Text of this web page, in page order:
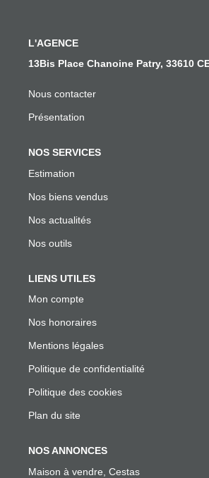
L'AGENCE
13Bis Place Chanoine Patry, 33610
Nous contacter
Présentation
NOS SERVICES
Estimation
Nos biens vendus
Nos actualités
Nos outils
LIENS UTILES
Mon compte
Nos honoraires
Mentions légales
Politique de confidentialité
Politique des cookies
Plan du site
NOS ANNONCES
Maison à vendre, Cestas